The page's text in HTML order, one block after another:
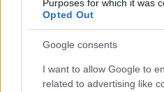
Purposes for which it was
Opted Out
Google consents
I want to allow Google to
related to advertising like
Πάσχα: Τι ζητά η Εκκλησία
-«Φρένο» στις προσδοκίες
Βασιλακόπουλος: «Αν
κρούσματα θα αυξηθούν»